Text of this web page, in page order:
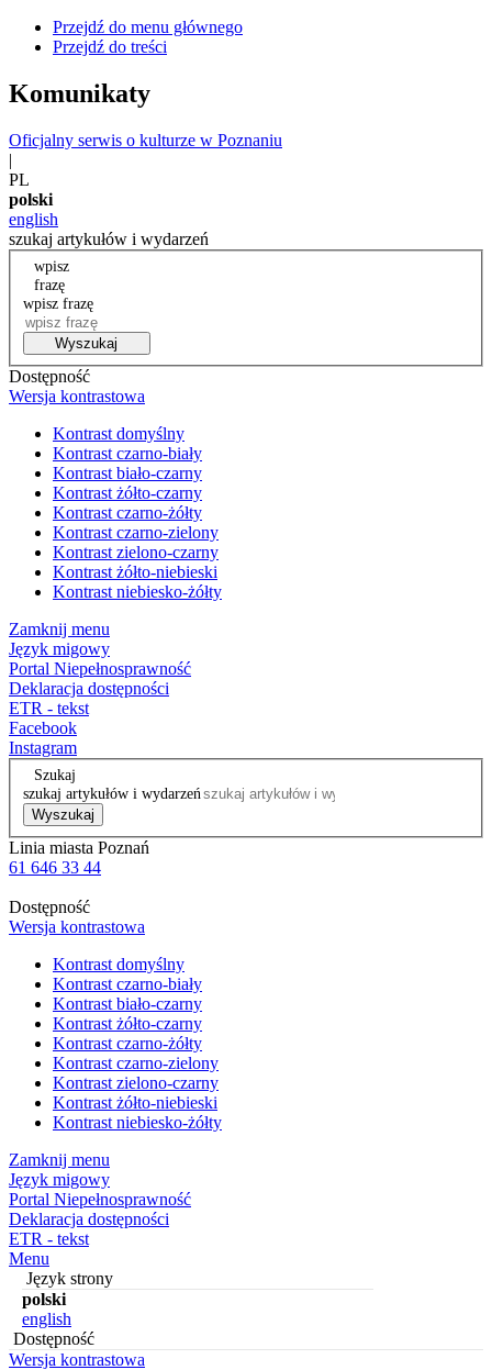
Przejdź do menu głównego
Przejdź do treści
Komunikaty
Oficjalny serwis o kulturze w Poznaniu
|
PL
polski
english
szukaj artykułów i wydarzeń
wpisz
frazę
wpisz frazę
Wyszukaj
Dostępność
Wersja kontrastowa
Kontrast domyślny
Kontrast czarno-biały
Kontrast biało-czarny
Kontrast żółto-czarny
Kontrast czarno-żółty
Kontrast czarno-zielony
Kontrast zielono-czarny
Kontrast żółto-niebieski
Kontrast niebiesko-żółty
Zamknij menu
Język migowy
Portal Niepełnosprawność
Deklaracja dostępności
ETR - tekst
Facebook
Instagram
Szukaj
szukaj artykułów i wydarzeń
Wyszukaj
Linia miasta Poznań
61 646 33 44
Dostępność
Wersja kontrastowa
Kontrast domyślny
Kontrast czarno-biały
Kontrast biało-czarny
Kontrast żółto-czarny
Kontrast czarno-żółty
Kontrast czarno-zielony
Kontrast zielono-czarny
Kontrast żółto-niebieski
Kontrast niebiesko-żółty
Zamknij menu
Język migowy
Portal Niepełnosprawność
Deklaracja dostępności
ETR - tekst
Menu
Język strony
polski
english
Dostępność
Wersja kontrastowa